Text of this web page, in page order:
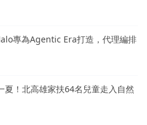
專為Agentic Era打造，代理編排
夏！北高雄家扶64名兒童走入自然